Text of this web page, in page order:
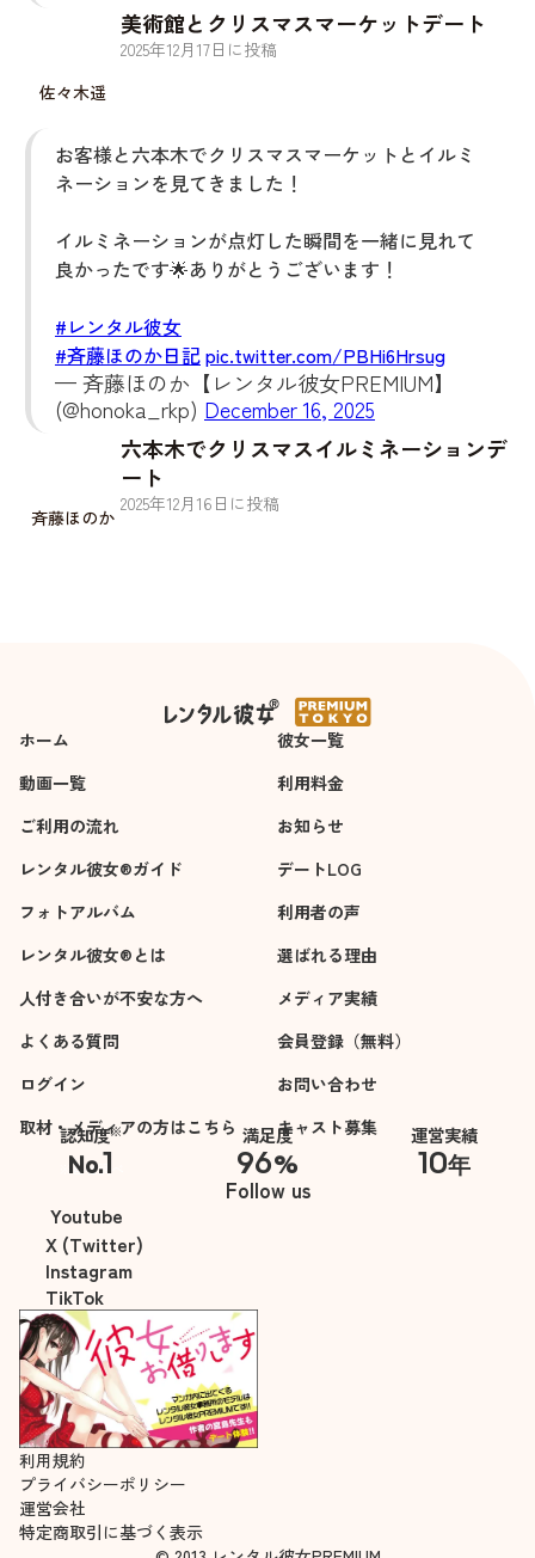
佐々木遥
美術館とクリスマスマーケットデート
2025年12月 17日に投稿
お客様と六本木でクリスマスマーケットとイルミ
ネーションを見てきました！
イルミネーションが点灯した瞬間を一緒に見れて
良かったです🌟ありがとうございます！
#レンタル彼女
#斉藤ほのか日記pic.twitter.com/PBHi6Hrsug
— 斉藤ほのか【レンタル彼女PREMIUM】
(@honoka_rkp) December 16, 2025
斉藤ほのか
六本木でクリスマスイルミネーションデ
ート
2025年12月 16 日に投稿
ホーム
彼女一覧
動画一覧
利用料金
ご利用の流れ
お知らせ
レンタル彼女®ガイド
デートLOG
フォトアルバム
利用者の声
レンタル彼女®とは
選ばれる理由
人付き合いが不安な方へ
メディア実績
よくある質問
会員登録（無料）
ログイン
お問い合わせ
取材・メディアの方はこちら
キャスト募集
認知度※
No.1
※自社調べ
満足度
96%
運営実績
10年
Follow us
Youtube
X (Twitter)
Instagram
TikTok
利用規約
プライバシーポリシー
運営会社
特定商取引に基づく表示